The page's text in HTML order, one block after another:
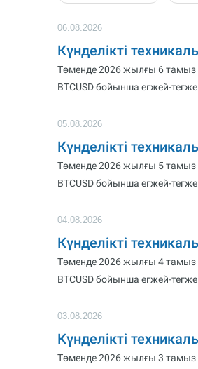
06.08.2026
Күнделікті
Төменде 2026 жылғы 6 тамыз
BTCUSD бойынша егжей-
05.08.2026
Күнделікті
Төменде 2026 жылғы 5 тамыз
BTCUSD бойынша егжей-
04.08.2026
Күнделікті
Төменде 2026 жылғы 4 тамыз
BTCUSD бойынша егжей-
03.08.2026
Күнделікті
Төменде 2026 жылғы 3 тамыз